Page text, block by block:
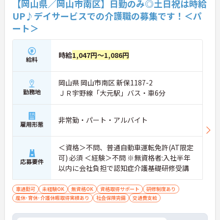
【岡山県／岡山市南区】日勤のみ◎土日祝は時給
UP♪デイサービスでの介護職の募集です！＜パ
ート＞
給料 時給1,047円～1,086円
勤務地
岡山県 岡山市南区 新保1187-2
ＪＲ宇野線「大元駅」バス・車6分
雇用形態 非常勤・パート・アルバイト
応募要件
＜資格＞不問、普通自動車運転免許(AT限定
可) 必須 ＜経験＞不問 ※無資格者:入社半年
以内に会社負担で認知症介護基礎研修受講
車通勤可 未経験OK 無資格OK 資格取得サポート
研修制度あり
産休･育休･介護休暇取得実績あり
社会保険完備 交通費支給